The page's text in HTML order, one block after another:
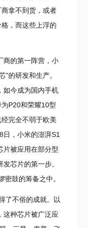
商拿不到货，或者
，而这些上浮的
商的第一阵营，小
”的研发和生产。
如今成为国内手机
P20和荣耀10型
完全不弱于欧美
，小米的澎湃S1
片被应用在部分型
芯片的第一步。
密鼓的筹备之中。
了不俗的成就。以
这种芯片被广泛应